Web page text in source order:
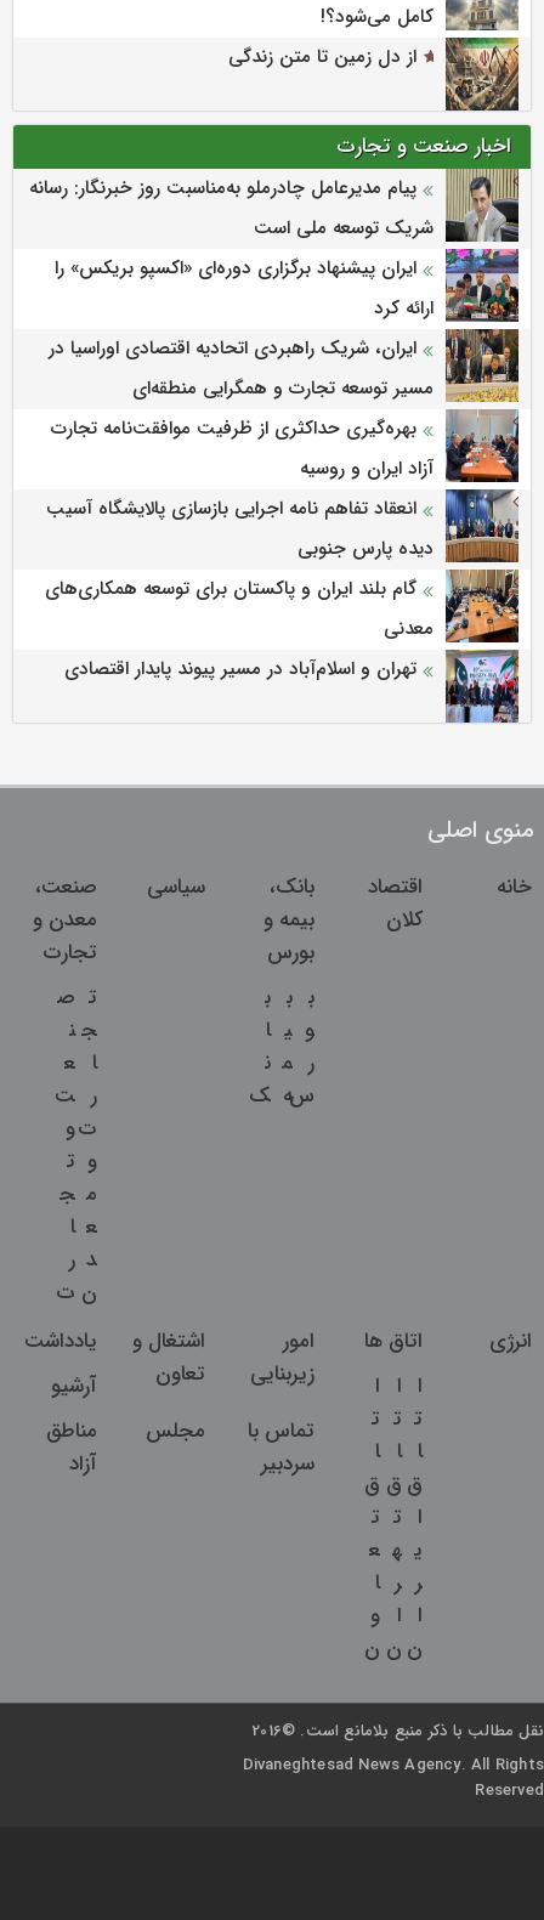
کامل می‌شود؟!
از دل زمین تا متن زندگی
اخبار صنعت و تجارت
پیام مدیرعامل چادرملو به‌مناسبت روز خبرنگار: رسانه
شریک توسعه ملی است
ایران پیشنهاد برگزاری دوره‌ای «اکسپو بریکس» را
ارائه کرد
ایران، شریک راهبردی اتحادیه اقتصادی اوراسیا در
مسیر توسعه تجارت و همگرایی منطقه‌ای
بهره‌گیری حداکثری از ظرفیت موافقت‌نامه تجارت
آزاد ایران و روسیه
انعقاد تفاهم نامه اجرایی بازسازی پالایشگاه آسیب
دیده پارس جنوبی
گام بلند ایران و پاکستان برای توسعه همکاری‌های
معدنی
تهران و اسلام‌آباد در مسیر پیوند پایدار اقتصادی
منوی اصلی
خانه
اقتصاد
کلان
بانک،
بیمه و
بورس
ب
و
ر
س
ب
ی
م
ه
ب
ا
ن
ک
سیاسی
صنعت،
معدن و
تجارت
ت
ج
ا
ر
ت
و
م
ع
د
ن
ص
ن
ع
ت
و
ت
ج
ا
ر
ت
انرژی
اتاق ها
ا
ت
ا
ق
ا
ی
ر
ا
ن
ا
ت
ا
ق
ت
ه
ر
ا
ن
ا
ت
ا
ق
ت
ع
ا
و
ن
امور
زیربنایی
اشتغال و
تعاون
یادداشت
آرشیو
تماس با
سردبیر
مجلس
مناطق
آزاد
نقل مطالب با ذکر منبع بلامانع است. ©2016
Divaneghtesad News Agency. All Rights
Reserved